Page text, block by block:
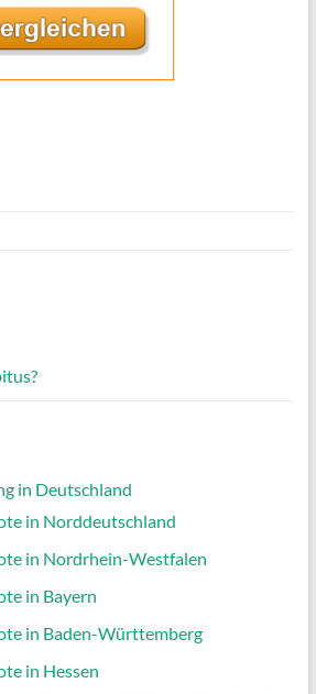
in Deutschland
in Norddeutschland
in Nordrhein-Westfalen
in Bayern
in Baden-Württemberg
in Hessen